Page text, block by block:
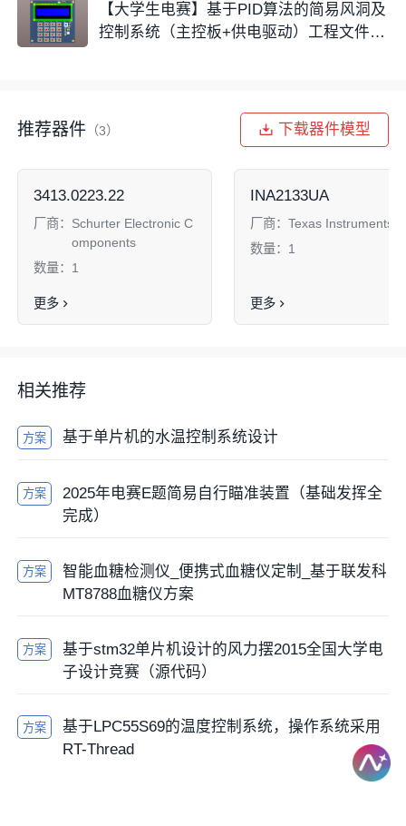
【大学生电赛】基于PID算法的简易风洞及
控制系统（主控板+供电驱动）工程文件分
推荐器件 （3） 下载器件模型
3413.0223.22
厂商： Schurter Electronic C
omponents
数量： 1
更多
INA2133UA
厂商： Texas Instruments
数量： 1
更多
相关推荐
方案 基于单片机的水温控制系统设计
方案
2025年电赛E题简易自行瞄准装置（基础发挥全
完成）
方案
智能血糖检测仪_便携式血糖仪定制_基于联发科
MT8788血糖仪方案
方案
基于stm32单片机设计的风力摆2015全国大学电
子设计竞赛（源代码）
方案
基于LPC55S69的温度控制系统，操作系统采用
RT-Thread